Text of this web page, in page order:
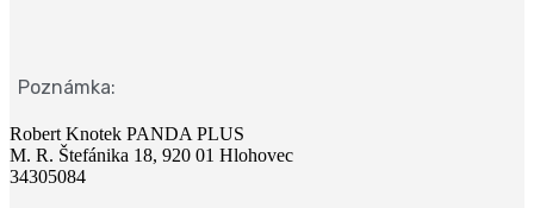
Poznámka:
Robert Knotek PANDA PLUS
M. R. Štefánika 18, 920 01 Hlohovec
34305084